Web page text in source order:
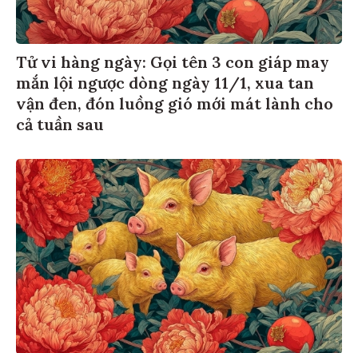
Tử vi hàng ngày: Gọi tên 3 con giáp may
mắn lội ngược dòng ngày 11/1, xua tan
vận đen, đón luồng gió mới mát lành cho
cả tuần sau